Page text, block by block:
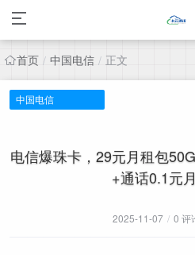
首页 / 中国电信 / 正文
中国电信
电信爆珠卡，29元月租包
+通话0.1元
2025-11-07 / 0 评